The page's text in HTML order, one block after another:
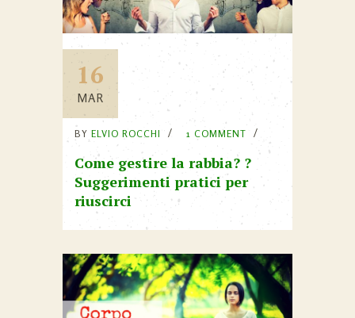
16
MAR
BY ELVIO ROCCHI 1 COMMENT
Come gestire la rabbia? ?
Suggerimenti pratici per
riuscirci